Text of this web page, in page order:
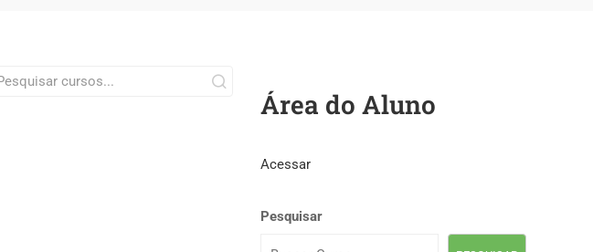
Área do Aluno
Acessar
Pesquisar